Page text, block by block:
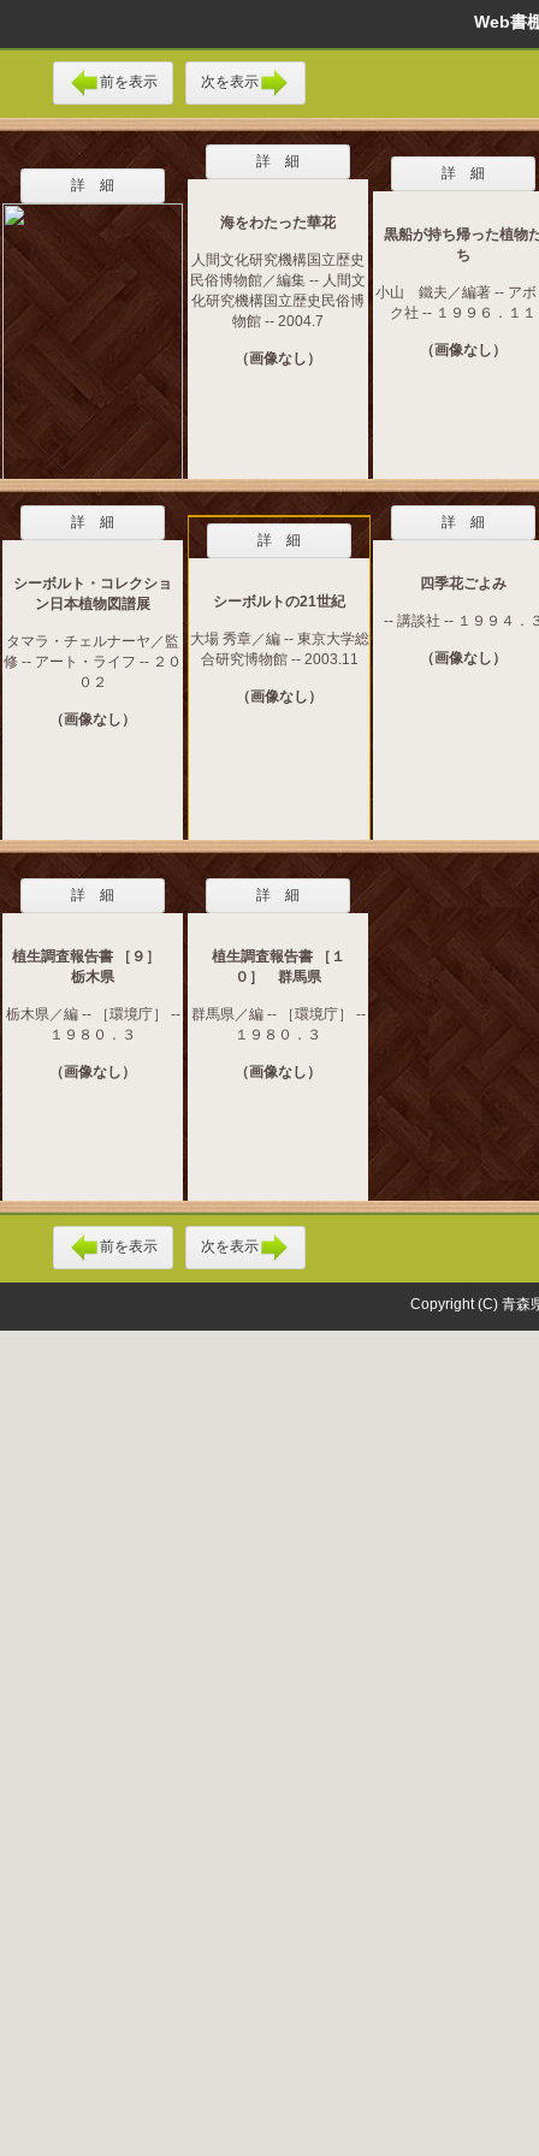
Web
前を表示 次を表示
詳 細
詳 細
海をわたった華花
人間文化研究機構国立歴史
民俗博物館／編集 -- 人間文
化研究機構国立歴史民俗博
物館 -- 2004.7
（画像なし）
詳 細
黒船が持ち帰った植物
ち
小山 鐵夫／編著 -- アボ
ク社 -- １９９６．１１
（画像なし）
詳 細
シーボルト・コレクショ
ン日本植物図譜展
タマラ・チェルナーヤ／監
修 -- アート・ライフ -- ２０
０２
（画像なし）
詳 細
シーボルトの21世紀
大場 秀章／編 -- 東京大学総
合研究博物館 -- 2003.11
（画像なし）
詳 細
四季花ごよみ
-- 講談社 -- １９９４．
（画像なし）
詳 細
植生調査報告書 ［９］
栃木県
栃木県／編 -- ［環境庁］ --
１９８０．３
（画像なし）
詳 細
植生調査報告書 ［１
０］ 群馬県
群馬県／編 -- ［環境庁］ --
１９８０．３
（画像なし）
前を表示 次を表示
Copyright (C) 青森